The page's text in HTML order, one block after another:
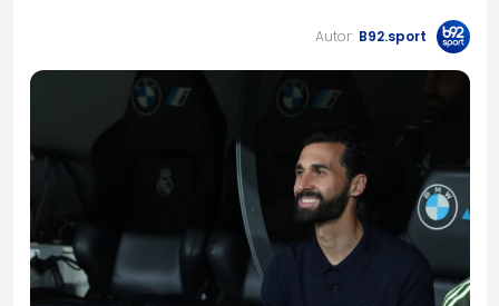
Autor: B92.sport